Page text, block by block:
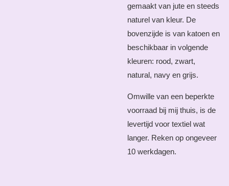
gemaakt van jute en steeds
naturel van kleur. De
bovenzijde is van katoen en
beschikbaar in volgende
kleuren: rood, zwart,
natural, navy en grijs.
Omwille van een beperkte
voorraad bij mij thuis, is de
levertijd voor textiel wat
langer. Reken op ongeveer
10 werkdagen.